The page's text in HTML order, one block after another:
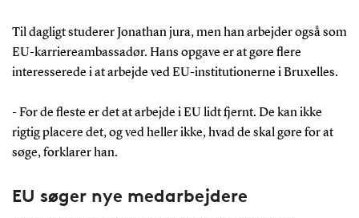
Til dagligt studerer Jonathan jura, men han arbejder også som
EU-karriereambassadør. Hans opgave er at gøre flere
interesserede i at arbejde ved EU-institutionerne i Bruxelles.
- For de fleste er det at arbejde i EU lidt fjernt. De kan ikke
rigtig placere det, og ved heller ikke, hvad de skal gøre for at
søge, forklarer han.
EU søger nye medarbejdere